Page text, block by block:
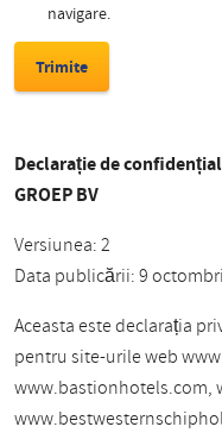
navigare.
Declarație de
GROEP BV
Versiunea: 2
Data publicării: 9
Aceasta este declarația
pentru site-urile web
www.bastionhotels.com,